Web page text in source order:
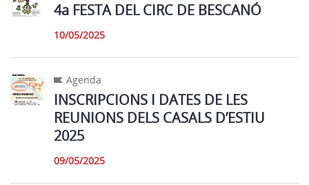
4a FESTA DEL CIRC DE BESCANÓ
10/05/2025
Agenda
INSCRIPCIONS I DATES DE LES
REUNIONS DELS CASALS D’ESTIU
2025
09/05/2025